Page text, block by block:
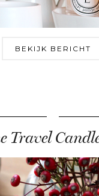
BEKIJK BERICHT
Travel